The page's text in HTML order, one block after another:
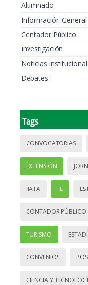
Alumnado
Información General
Contador Público
Investigación
Noticias
Debates
Tags
CONVOCATORIAS
EXTENSIÓN
IIATA IIE
CONTADOR PÚBLICO
TURISMO
CONVENIOS
CIENCIA Y